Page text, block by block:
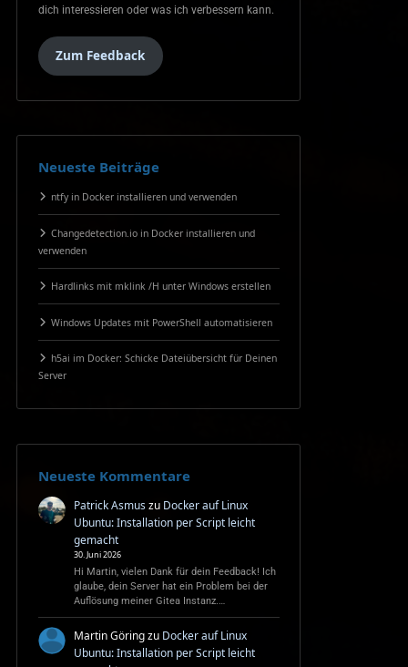
dich interessieren oder was ich verbessern kann.
Zum Feedback
Neueste Beiträge
ntfy in Docker installieren und verwenden
Changedetection.io in Docker installieren und
verwenden
Hardlinks mit mklink /H unter Windows erstellen
Windows Updates mit PowerShell automatisieren
h5ai im Docker: Schicke Dateiübersicht für Deinen
Server
Neueste Kommentare
Patrick Asmuszu Docker auf Linux
Ubuntu: Installation per Script leicht
gemacht
30. Juni 2026
Hi Martin, vielen Dank für dein Feedback! Ich
glaube, dein Server hat ein Problem bei der
Auflösung meiner Gitea Instanz.…
Martin Göringzu Docker auf Linux
Ubuntu: Installation per Script leicht